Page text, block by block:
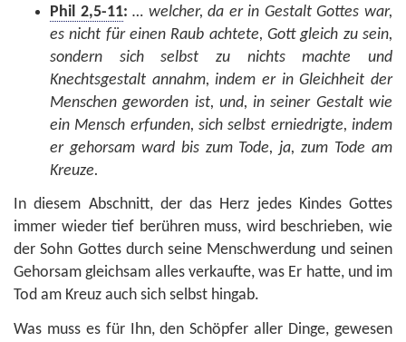
Phil 2,5-11: … welcher, da er in Gestalt Gottes war,
es nicht für einen Raub achtete, Gott gleich zu sein,
sondern sich selbst zu nichts machte und
Knechtsgestalt annahm, indem er in Gleichheit der
Menschen geworden ist, und, in seiner Gestalt wie
ein Mensch erfunden, sich selbst erniedrigte, indem
er gehorsam ward bis zum Tode, ja, zum Tode am
Kreuze.
In diesem Abschnitt, der das Herz jedes Kindes Gottes
immer wieder tief berühren muss, wird beschrieben, wie
der Sohn Gottes durch seine Menschwerdung und seinen
Gehorsam gleichsam alles verkaufte, was Er hatte, und im
Tod am Kreuz auch sich selbst hingab.
Was muss es für Ihn, den Schöpfer aller Dinge, gewesen